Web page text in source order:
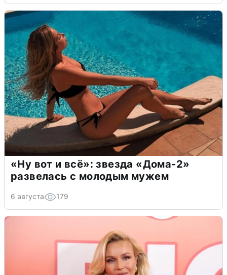
«Ну вот и всё»: звезда «Дома-2»
развелась с молодым мужем
6 августа 179